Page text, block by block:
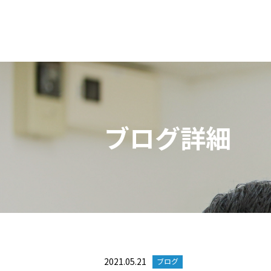
ブログ詳細
2021.05.21 ブログ